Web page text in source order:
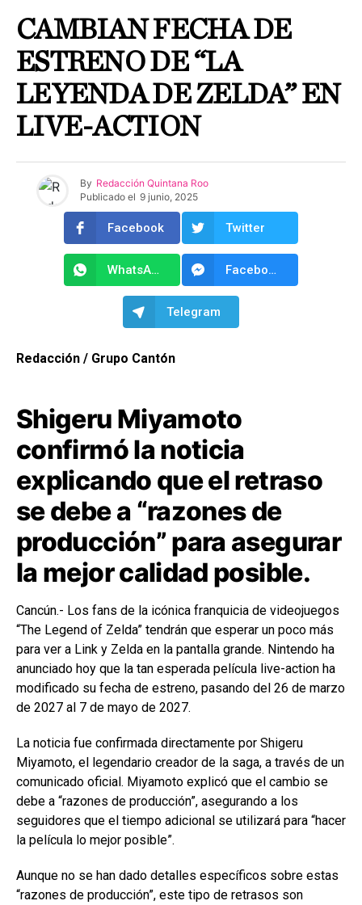
CAMBIAN FECHA DE
ESTRENO DE “LA
LEYENDA DE ZELDA” EN
LIVE-ACTION
By Redacción Quintana Roo
Publicado el 9 junio, 2025
Facebook Twitter
WhatsApp Facebook Messenger
Telegram
Redacción / Grupo Cantón
Shigeru Miyamoto
confirmó la noticia
explicando que el retraso
se debe a “razones de
producción” para asegurar
la mejor calidad posible.
Cancún.- Los fans de la icónica franquicia de videojuegos
“The Legend of Zelda” tendrán que esperar un poco más
para ver a Link y Zelda en la pantalla grande. Nintendo ha
anunciado hoy que la tan esperada película live-action ha
modificado su fecha de estreno, pasando del 26 de marzo
de 2027 al 7 de mayo de 2027.
La noticia fue confirmada directamente por Shigeru
Miyamoto, el legendario creador de la saga, a través de un
comunicado oficial. Miyamoto explicó que el cambio se
debe a “razones de producción”, asegurando a los
seguidores que el tiempo adicional se utilizará para “hacer
la película lo mejor posible”.
Aunque no se han dado detalles específicos sobre estas
“razones de producción”, este tipo de retrasos son